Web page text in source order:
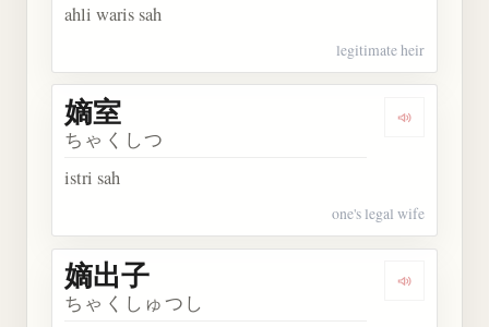
ahli waris sah
legitimate heir
Dengarkan
嫡室
ちゃくしつ
istri sah
one's legal wife
Dengarkan
嫡出子
ちゃくしゅつし